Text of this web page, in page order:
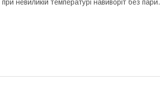
невиликій температурі навиворіт без пари.